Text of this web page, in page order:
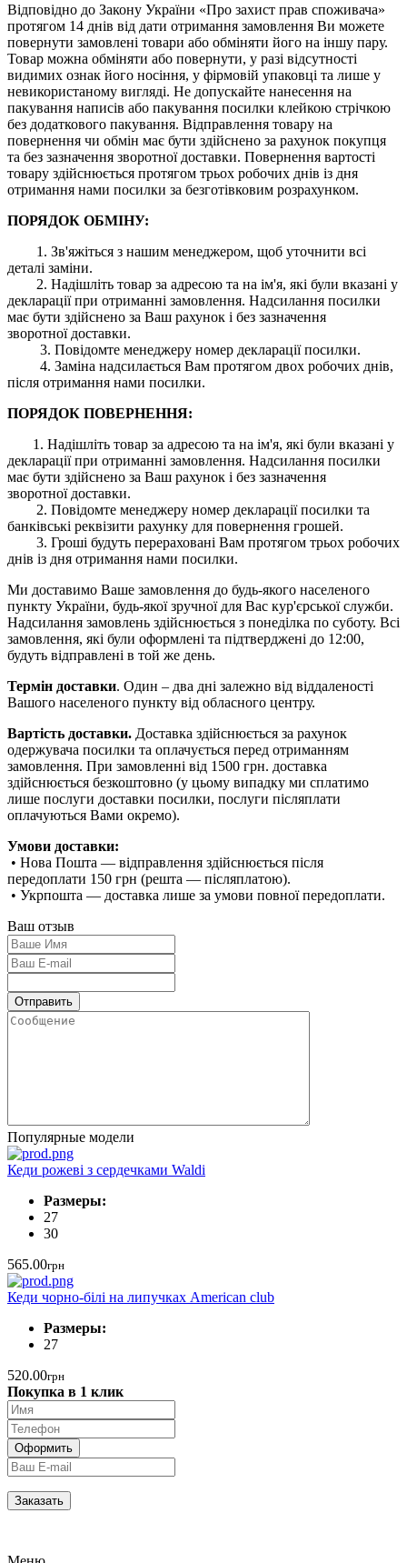
Відповідно до Закону України «Про захист прав споживача»
протягом 14 днів від дати отримання замовлення Ви можете
повернути замовлені товари або обміняти його на іншу пару.
Товар можна обміняти або повернути, у разі відсутності
видимих ​​ознак його носіння, у фірмовій упаковці та лише у
невикористаному вигляді. Не допускайте нанесення на
пакування написів або пакування посилки клейкою стрічкою
без додаткового пакування. Відправлення товару на
повернення чи обмін має бути здійснено за рахунок покупця
та без зазначення зворотної доставки. Повернення вартості
товару здійснюється протягом трьох робочих днів із дня
отримання нами посилки за безготівковим розрахунком.
ПОРЯДОК ОБМІНУ:
1. Зв'яжіться з нашим менеджером, щоб уточнити всі
деталі заміни.
2. Надішліть товар за адресою та на ім'я, які були вказані у
декларації при отриманні замовлення. Надсилання посилки
має бути здійснено за Ваш рахунок і без зазначення
зворотної доставки.
3. Повідомте менеджеру номер декларації посилки.
4. Заміна надсилається Вам протягом двох робочих днів,
після отримання нами посилки.
ПОРЯДОК ПОВЕРНЕННЯ:
1. Надішліть товар за адресою та на ім'я, які були вказані у
декларації при отриманні замовлення. Надсилання посилки
має бути здійснено за Ваш рахунок і без зазначення
зворотної доставки.
2. Повідомте менеджеру номер декларації посилки та
банківські реквізити рахунку для повернення грошей.
3. Гроші будуть перераховані Вам протягом трьох робочих
днів із дня отримання нами посилки.
Ми доставимо Ваше замовлення до будь-якого населеного
пункту України, будь-якої зручної для Вас кур'єрської служби.
Надсилання замовлень здійснюється з понеділка по суботу. Всі
замовлення, які були оформлені та підтверджені до 12:00,
будуть відправлені в той же день.
Термін доставки. Один – два дні залежно від віддаленості
Вашого населеного пункту від обласного центру.
Вартість доставки. Доставка здійснюється за рахунок
одержувача посилки та оплачується перед отриманням
замовлення. При замовленні від 1500 грн. доставка
здійснюється безкоштовно (у цьому випадку ми сплатимо
лише послуги доставки посилки, послуги післяплати
оплачуються Вами окремо).
Умови доставки:
• Нова Пошта — відправлення здійснюється після
передоплати 150 грн (решта — післяплатою).
• Укрпошта — доставка лише за умови повної передоплати.
Ваш отзыв
Популярные модели
Кеди рожеві з сердечками Waldi
Размеры:
27
30
565.00грн
Кеди чорно-білі на липучках American club
Размеры:
27
520.00грн
Покупка в 1 клик